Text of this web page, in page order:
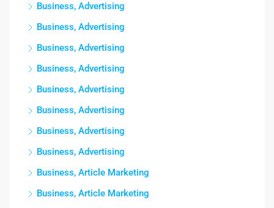
Business, Advertising
Business, Advertising
Business, Advertising
Business, Advertising
Business, Advertising
Business, Advertising
Business, Advertising
Business, Advertising
Business, Article Marketing
Business, Article Marketing